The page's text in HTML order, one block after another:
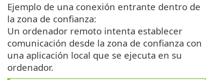
Ejemplo de una conexión entrante dentro de
la zona de confianza:
Un ordenador remoto intenta establecer
comunicación desde la zona de confianza con
una aplicación local que se ejecuta en su
ordenador.